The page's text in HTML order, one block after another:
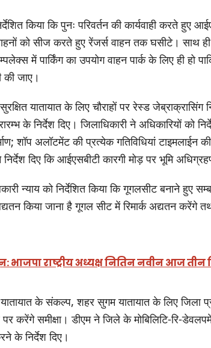
किया कि पुनः परिवर्तन की कार्यवाही करते हुए
को सीज करते हुए रेंजर्स वाहन तक घसीटे। साथ ही
में पार्किंग का उपयोग वाहन पार्क के लिए ही हो
की जाए।
यातायात के लिए चौराहों पर रेस्ड
के निर्देश दिए। जिलाधिकारी ने अधिकारियों को
शॉप अलॉटमेंट की प्रत्येक गतिविधियां टाइमलाईन
निर्देश दिए कि आईएसबीटी कारगी मोड़ पर भूमि
न्याय को निर्देशित किया कि गूगलसीट बनाने हुए
किया जाना है गूगल सीट में रिमार्क अद्यतन करेंगे
भाजपा राष्ट्रीय अध्यक्ष नितिन नवीन आज तीन
के संकल्प, शहर सुगम यातायात के लिए जिला
करेंगे समीक्षा। डीएम ने जिले के मोबिलिटि-रि-
के निर्देश दिए।